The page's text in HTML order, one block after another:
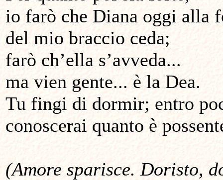
io farò che Diana oggi alla
del mio braccio ceda;
farò ch’ella s’avveda...
ma vien gente... è la Dea.
Tu fingi di dormir; entro
conoscerai quanto è
(Amore sparisce. Doristo,